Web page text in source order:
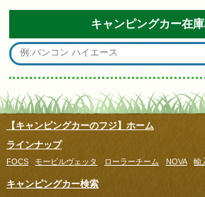
キャンピングカー在
【キャンピングカーのフジ】ホーム
ラインナップ
FOCS モービルヴェッタ ローラーチーム NOVA 輸
キャンピングカー検索